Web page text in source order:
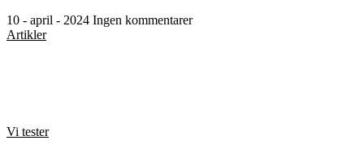
10 - april - 2024 Ingen kommentarer
Artikler
Vi tester